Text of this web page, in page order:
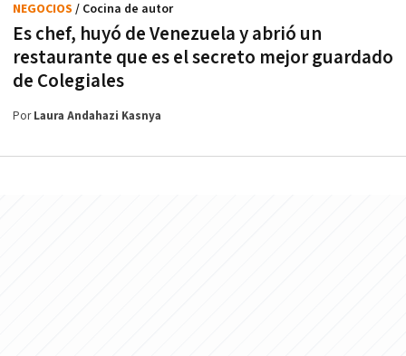
Es chef, huyó de Venezuela y abrió un
restaurante que es el secreto mejor guardado
de Colegiales
NEGOCIOS / Cocina de autor
PorLaura Andahazi Kasnya